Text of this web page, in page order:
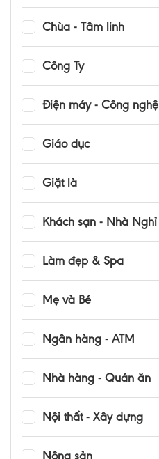
Chùa - Tâm linh
Công Ty
Điện máy - Công nghệ
Giáo dục
Giặt là
Khách sạn - Nhà Nghỉ
Làm đẹp & Spa
Mẹ và Bé
Ngân hàng - ATM
Nhà hàng - Quán ăn
Nội thất - Xây dựng